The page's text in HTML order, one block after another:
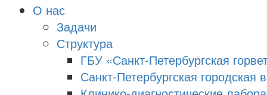
О нас
Задачи
Структура
ГБУ «Санкт-Петербургская
Санкт-Петербургская